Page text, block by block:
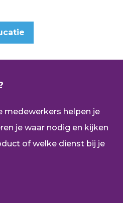
medewerkers helpen je
je waar nodig en kijken
of welke dienst bij je